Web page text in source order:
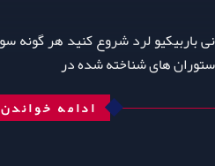
باربیکیو لرد شروع کنید هر گونه
رستوران‌ های شناخته‌ شده در
ادامه خواندن